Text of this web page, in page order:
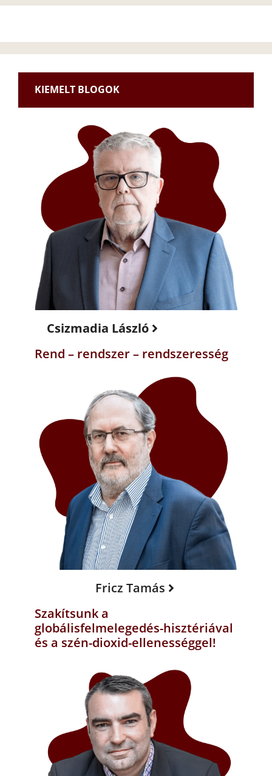
KIEMELT BLOGOK
Csizmadia László
Rend – rendszer – rendszeresség
Fricz Tamás
Szakítsunk a
globálisfelmelegedés-hisztériával
és a szén-dioxid-ellenességgel!